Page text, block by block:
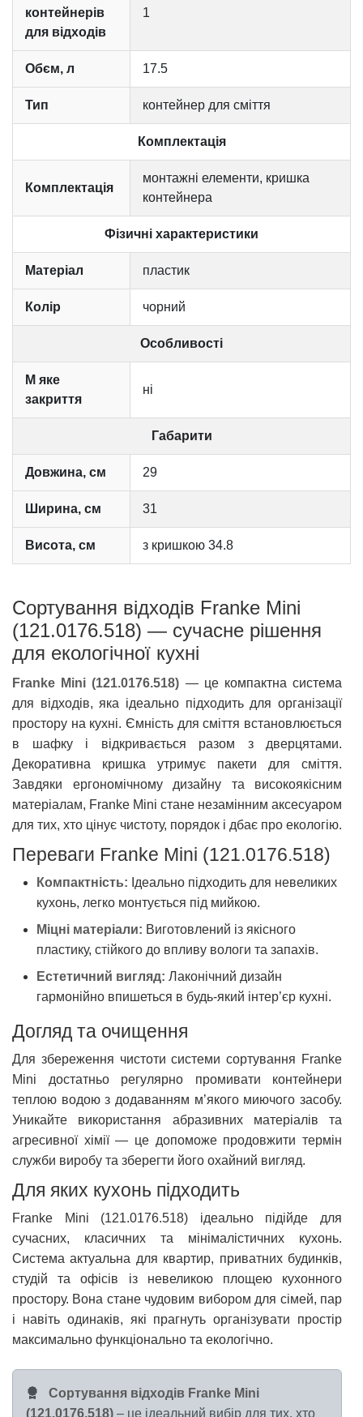
контейнерів
для відходів
1
Обєм, л 17.5
Тип контейнер для сміття
Комплектація
Комплектація
монтажні елементи, кришка
контейнера
Фізичні характеристики
Матеріал пластик
Колір чорний
Особливості
М яке
закриття
ні
Габарити
Довжина, см 29
Ширина, см 31
Висота, см з кришкою 34.8
Сортування відходів Franke Mini
(121.0176.518) — сучасне рішення
для екологічної кухні
Franke Mini (121.0176.518) — це компактна система
для відходів, яка ідеально підходить для організації
простору на кухні. Ємність для сміття встановлюється
в шафку і відкривається разом з дверцятами.
Декоративна кришка утримує пакети для сміття.
Завдяки ергономічному дизайну та високоякісним
матеріалам, Franke Mini стане незамінним аксесуаром
для тих, хто цінує чистоту, порядок і дбає про екологію.
Переваги Franke Mini (121.0176.518)
Компактність: Ідеально підходить для невеликих
кухонь, легко монтується під мийкою.
Міцні матеріали: Виготовлений із якісного
пластику, стійкого до впливу вологи та запахів.
Естетичний вигляд: Лаконічний дизайн
гармонійно впишеться в будь-який інтер’єр кухні.
Догляд та очищення
Для збереження чистоти системи сортування Franke
Mini достатньо регулярно промивати контейнери
теплою водою з додаванням м’якого миючого засобу.
Уникайте використання абразивних матеріалів та
агресивної хімії — це допоможе продовжити термін
служби виробу та зберегти його охайний вигляд.
Для яких кухонь підходить
Franke Mini (121.0176.518) ідеально підійде для
сучасних, класичних та мінімалістичних кухонь.
Система актуальна для квартир, приватних будинків,
студій та офісів із невеликою площею кухонного
простору. Вона стане чудовим вибором для сімей, пар
і навіть одинаків, які прагнуть організувати простір
максимально функціонально та екологічно.
Сортування відходів Franke Mini
(121.0176.518) – це ідеальний вибір для тих, хто